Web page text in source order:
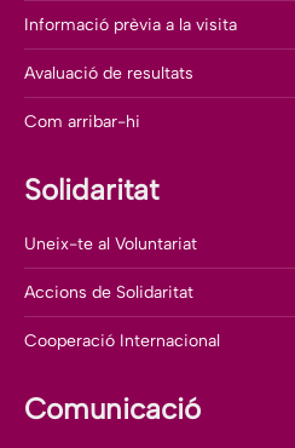
Informació prèvia a la visita
Avaluació de resultats
Com arribar-hi
Solidaritat
Uneix-te al Voluntariat
Accions de Solidaritat
Cooperació Internacional
Comunicació